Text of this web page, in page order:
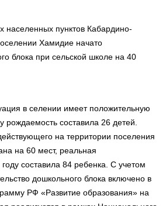
населенных пунктов Кабардино-
Хамидие начато
блока при сельской школе на 40
в селении имеет положительную
рождаемость составила 26 детей.
на территории поселения
на 60 мест, реальная
составила 84 ребенка. С учетом
дошкольного блока включено в
РФ «Развитие образования» на